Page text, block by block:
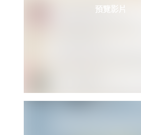
預覽影片
預覽影片